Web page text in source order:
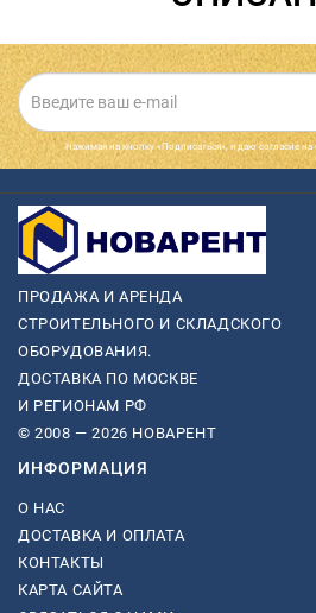
Нажимая на кнопку «Подписаться», я даю cогласие
ПРОДАЖА И АРЕНДА
СТРОИТЕЛЬНОГО И СКЛАДСКОГО
ОБОРУДОВАНИЯ.
ДОСТАВКА ПО МОСКВЕ
И РЕГИОНАМ РФ
© 2008 — 2026 НОВАРЕНТ
ИНФОРМАЦИЯ
О НАС
ДОСТАВКА И ОПЛАТА
КОНТАКТЫ
КАРТА САЙТА